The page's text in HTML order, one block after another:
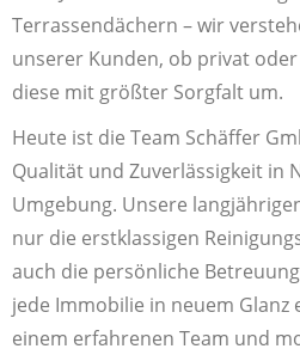
Terrassendächern – wir
unserer Kunden, ob privat
diese mit größter Sorgfalt um.
Heute ist die Team Schäffer
Qualität und Zuverlässigkeit in
Umgebung. Unsere
nur die erstklassigen
auch die persönliche
jede Immobilie in neuem Glanz
einem erfahrenen Team und